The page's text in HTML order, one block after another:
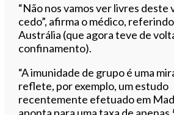
“Não nos vamos ver livres deste
cedo”, afirma o médico,
Austrália (que agora teve de
confinamento).
“A imunidade de grupo é uma
reflete, por exemplo, um estudo
recentemente efetuado em